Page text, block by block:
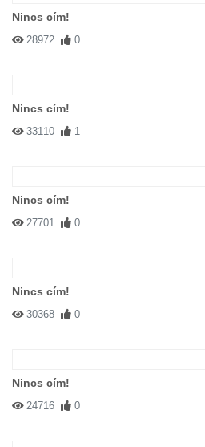
Nincs cím!
28972 0
Nincs cím!
33110 1
Nincs cím!
27701 0
Nincs cím!
30368 0
Nincs cím!
24716 0